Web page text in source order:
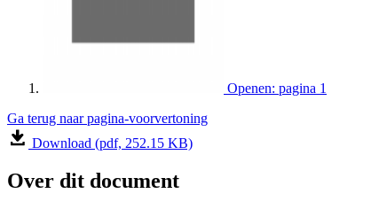
Openen: pagina 1
Ga terug naar pagina-voorvertoning
Download (pdf, 252.15 KB)
Over dit document